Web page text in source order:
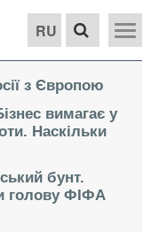
RU
з Європою
вимагає у
Наскільки
бунт.
голову ФІФА